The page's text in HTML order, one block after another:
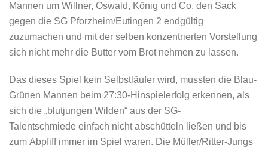
Mannen um Willner, Oswald, König und Co. den Sack
gegen die SG Pforzheim/Eutingen 2 endgültig
zuzumachen und mit der selben konzentrierten Vorstellung
sich nicht mehr die Butter vom Brot nehmen zu lassen.
Das dieses Spiel kein Selbstläufer wird, mussten die Blau-
Grünen Mannen beim 27:30-Hinspielerfolg erkennen, als
sich die „blutjungen Wilden“ aus der SG-
Talentschmiede einfach nicht abschütteln ließen und bis
zum Abpfiff immer im Spiel waren. Die Müller/Ritter-Jungs